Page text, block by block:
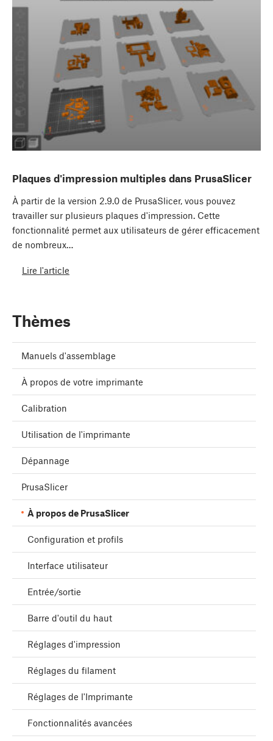
Plaques d'impression multiples dans PrusaSlicer
À partir de la version 2.9.0 de PrusaSlicer, vous pouvez
travailler sur plusieurs plaques d'impression. Cette
fonctionnalité permet aux utilisateurs de gérer efficacement
de nombreux…
Lire l'article
Thèmes
Manuels d'assemblage
À propos de votre imprimante
Calibration
Utilisation de l'imprimante
Dépannage
PrusaSlicer
À propos de PrusaSlicer
Configuration et profils
Interface utilisateur
Entrée/sortie
Barre d'outil du haut
Réglages d'impression
Réglages du filament
Réglages de l'Imprimante
Fonctionnalités avancées